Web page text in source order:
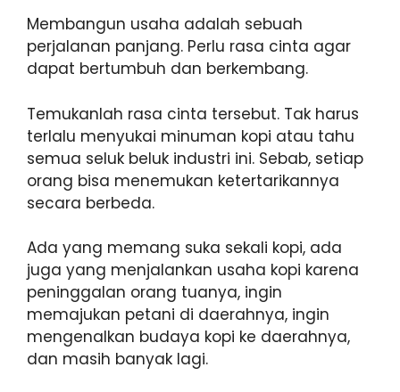
Membangun usaha adalah sebuah
perjalanan panjang. Perlu rasa cinta agar
dapat bertumbuh dan berkembang.
Temukanlah rasa cinta tersebut. Tak harus
terlalu menyukai minuman kopi atau tahu
semua seluk beluk industri ini. Sebab, setiap
orang bisa menemukan ketertarikannya
secara berbeda.
Ada yang memang suka sekali kopi, ada
juga yang menjalankan usaha kopi karena
peninggalan orang tuanya, ingin
memajukan petani di daerahnya, ingin
mengenalkan budaya kopi ke daerahnya,
dan masih banyak lagi.